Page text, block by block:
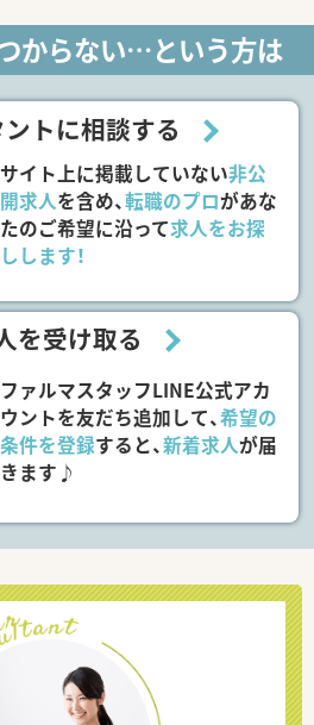
からない…という方は
トに相談する
サイト上に掲載していない非公
開求人を含め、転職のプロがあな
たのご希望に沿って求人をお探
しします！
を受け取る
ファルマスタッフLINE公式アカ
ウントを友だち追加して、希望の
条件を登録すると、新着求人が届
きます♪